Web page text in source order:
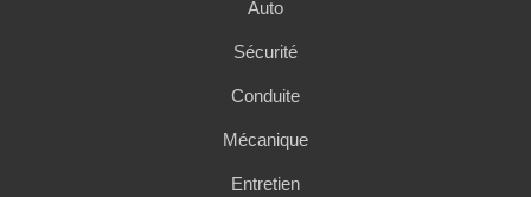
Auto
Sécurité
Conduite
Mécanique
Entretien